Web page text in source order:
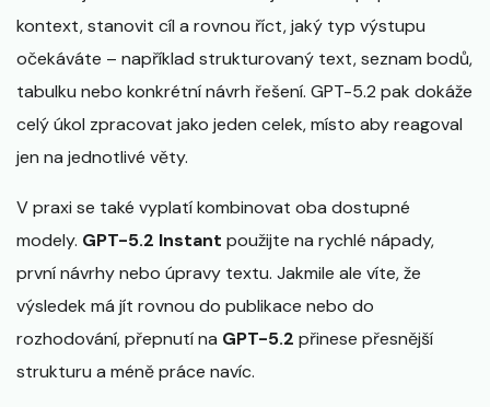
kontext, stanovit cíl a rovnou říct, jaký typ výstupu
očekáváte – například strukturovaný text, seznam bodů,
tabulku nebo konkrétní návrh řešení. GPT-5.2 pak dokáže
celý úkol zpracovat jako jeden celek, místo aby reagoval
jen na jednotlivé věty.
V praxi se také vyplatí kombinovat oba dostupné
modely. GPT-5.2 Instant použijte na rychlé nápady,
první návrhy nebo úpravy textu. Jakmile ale víte, že
výsledek má jít rovnou do publikace nebo do
rozhodování, přepnutí na GPT-5.2 přinese přesnější
strukturu a méně práce navíc.